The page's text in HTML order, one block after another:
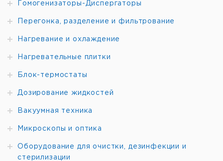
Гомогенизаторы-Диспергаторы
Перегонка, разделение и фильтрование
Нагревание и охлаждение
Нагревательные плитки
Блок-термостаты
Дозирование жидкостей
Вакуумная техника
Микроскопы и оптика
Оборудование для очистки, дезинфекции и
стерилизации